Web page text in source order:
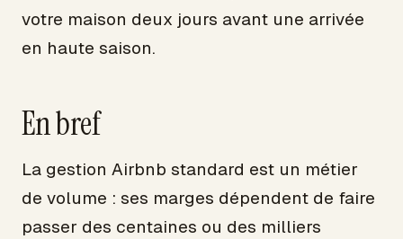
votre maison deux jours avant une arrivée
en haute saison.
En bref
La gestion Airbnb standard est un métier
de volume : ses marges dépendent de faire
passer des centaines ou des milliers